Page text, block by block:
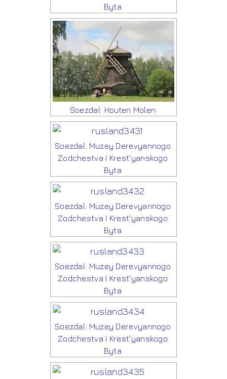
Byta
Soezdal: Houten Molen
Soezdal: Muzey Derevyannogo
Zodchestva I Krest'yanskogo
Byta
Soezdal: Muzey Derevyannogo
Zodchestva I Krest'yanskogo
Byta
Soezdal: Muzey Derevyannogo
Zodchestva I Krest'yanskogo
Byta
Soezdal: Muzey Derevyannogo
Zodchestva I Krest'yanskogo
Byta